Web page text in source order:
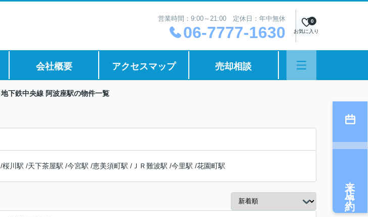
営業時間：9:00～21:00 定休日：年中無休
06-7777-1630 お気に入り
0
会社概要 アクセスマップ 売却相談
地下鉄中央線 阿波座駅の物件一覧
/桜川駅 /天下茶屋駅 /今宮駅 /恵美須町駅 / ＪＲ難波駅 /今里駅 /花園町駅
来店予約